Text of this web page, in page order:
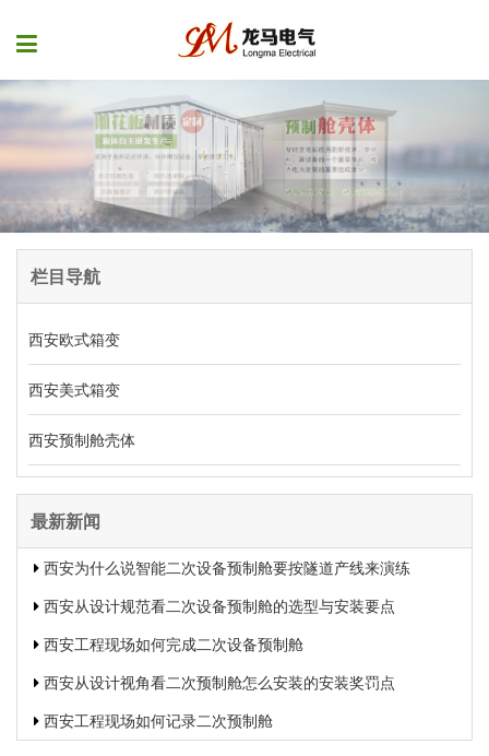
栏目导航
西安欧式箱变
西安美式箱变
西安预制舱壳体
最新新闻
西安为什么说智能二次设备预制舱要按隧道产线来演练
西安从设计规范看二次设备预制舱的选型与安装要点
西安工程现场如何完成二次设备预制舱
西安从设计视角看二次预制舱怎么安装的安装奖罚点
西安工程现场如何记录二次预制舱